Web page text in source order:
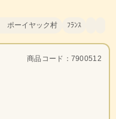
ポーイヤック村 ﾌﾗﾝｽ
商品コード：7900512